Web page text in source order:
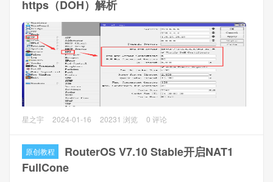
其他参数。
本文主要讲群晖DSM7安装iperf3网络测试软件。
1、群晖安装iperf3
因为群晖将很多Linux命令行工具移除，所以需要使用这些工
具就有点麻烦了。不过现在有开源社区做第三方的群晖插
件。
https（DOH）解析
RouterOS从v6.47增加了DNS over https（DOH）解析功
整性，消除“中间人”攻击 （MITM）来保证隐私。
操作方法
星之宇 2024-01-16 20231 浏览 0 评论
原创教程
RouterOS V7.10 Stable开启NAT1
FullCone